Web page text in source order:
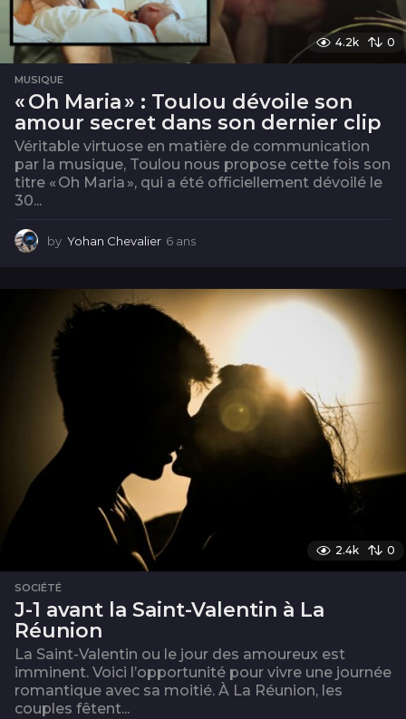
4.2k 0
MUSIQUE
« Oh Maria » : Toulou dévoile son
amour secret dans son dernier clip
Véritable virtuose en matière de communication
par la musique, Toulou nous propose cette fois son
titre « Oh Maria », qui a été officiellement dévoilé le
30...
by Yohan Chevalier 6 ans
s
2.4k 0
SOCIÉTÉ
J-1 avant la Saint-Valentin à La
Réunion
La Saint-Valentin ou le jour des amoureux est
imminent. Voici l’opportunité pour vivre une journée
romantique avec sa moitié. À La Réunion, les
couples fêtent...